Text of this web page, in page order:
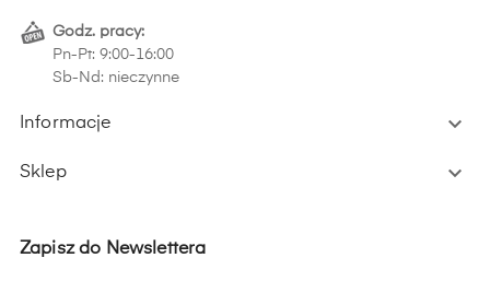
Godz. pracy:
Pn-Pt: 9:00-16:00
Sb-Nd: nieczynne
Informacje 
Sklep 
Zapisz do Newslettera